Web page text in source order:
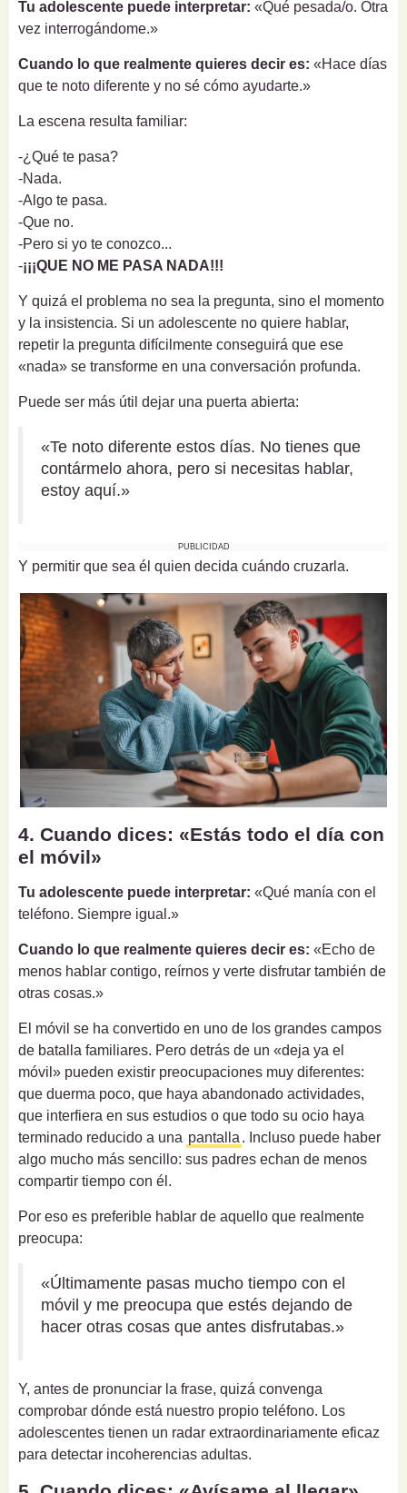
Tu adolescente puede interpretar: «Qué pesada/o. Otra
vez interrogándome.»
Cuando lo que realmente quieres decir es: «Hace días
que te noto diferente y no sé cómo ayudarte.»
La escena resulta familiar:
-¿Qué te pasa?
-Nada.
-Algo te pasa.
-Que no.
-Pero si yo te conozco...
-¡¡¡QUE NO ME PASA NADA!!!
Y quizá el problema no sea la pregunta, sino el momento
y la insistencia. Si un adolescente no quiere hablar,
repetir la pregunta difícilmente conseguirá que ese
«nada» se transforme en una conversación profunda.
Puede ser más útil dejar una puerta abierta:
«Te noto diferente estos días. No tienes que
contármelo ahora, pero si necesitas hablar,
estoy aquí.»
PUBLICIDAD
Y permitir que sea él quien decida cuándo cruzarla.
4. Cuando dices: «Estás todo el día con
el móvil»
Tu adolescente puede interpretar: «Qué manía con el
teléfono. Siempre igual.»
Cuando lo que realmente quieres decir es: «Echo de
menos hablar contigo, reírnos y verte disfrutar también de
otras cosas.»
El móvil se ha convertido en uno de los grandes campos
de batalla familiares. Pero detrás de un «deja ya el
móvil» pueden existir preocupaciones muy diferentes:
que duerma poco, que haya abandonado actividades,
que interfiera en sus estudios o que todo su ocio haya
terminado reducido a una pantalla . Incluso puede haber
algo mucho más sencillo: sus padres echan de menos
compartir tiempo con él.
Por eso es preferible hablar de aquello que realmente
preocupa:
«Últimamente pasas mucho tiempo con el
móvil y me preocupa que estés dejando de
hacer otras cosas que antes disfrutabas.»
Y, antes de pronunciar la frase, quizá convenga
comprobar dónde está nuestro propio teléfono. Los
adolescentes tienen un radar extraordinariamente eficaz
para detectar incoherencias adultas.